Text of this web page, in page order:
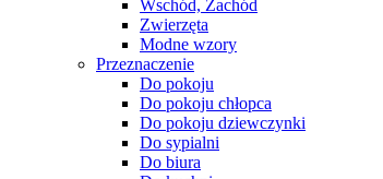
Wschód, Zachód
Zwierzęta
Modne wzory
Przeznaczenie
Do pokoju
Do pokoju chłopca
Do pokoju dziewczynki
Do sypialni
Do biura